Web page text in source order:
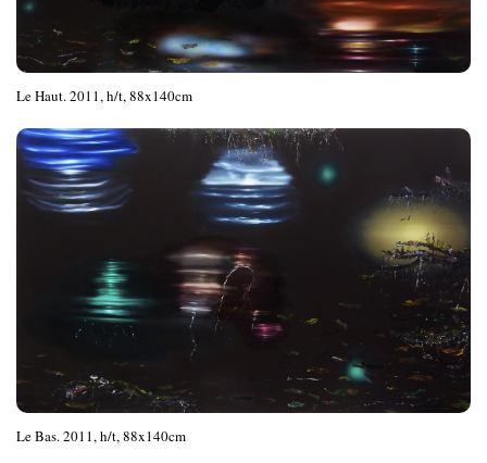
Le Haut. 2011, h/t, 88x140cm
Le Bas. 2011, h/t, 88x140cm